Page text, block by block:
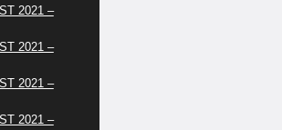
2021 –
2021 –
2021 –
2021 –